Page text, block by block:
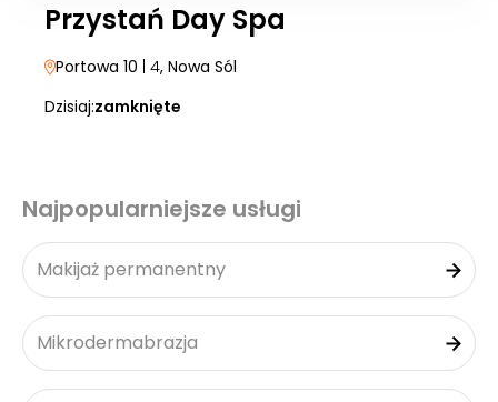
Przystań Day Spa
Portowa 10 | 4, Nowa Sól
Dzisiaj:zamknięte
Najpopularniejsze usługi
Makijaż permanentny
Mikrodermabrazja